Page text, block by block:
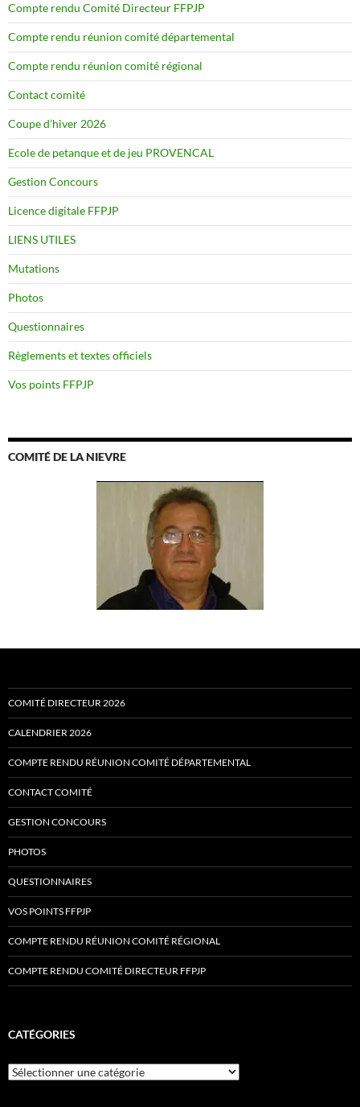
Compte rendu Comité Directeur FFPJP
Compte rendu réunion comité départemental
Compte rendu réunion comité régional
Contact comité
Coupe d’hiver 2026
Ecole de petanque et de jeu PROVENCAL
Gestion Concours
Licence digitale FFPJP
LIENS UTILES
Mutations
Photos
Questionnaires
Règlements et textes officiels
Vos points FFPJP
COMITÉ DE LA NIEVRE
COMITÉ DIRECTEUR 2026
CALENDRIER 2026
COMPTE RENDU RÉUNION COMITÉ DÉPARTEMENTAL
CONTACT COMITÉ
GESTION CONCOURS
PHOTOS
QUESTIONNAIRES
VOS POINTS FFPJP
COMPTE RENDU RÉUNION COMITÉ RÉGIONAL
COMPTE RENDU COMITÉ DIRECTEUR FFPJP
CATÉGORIES
Catégories